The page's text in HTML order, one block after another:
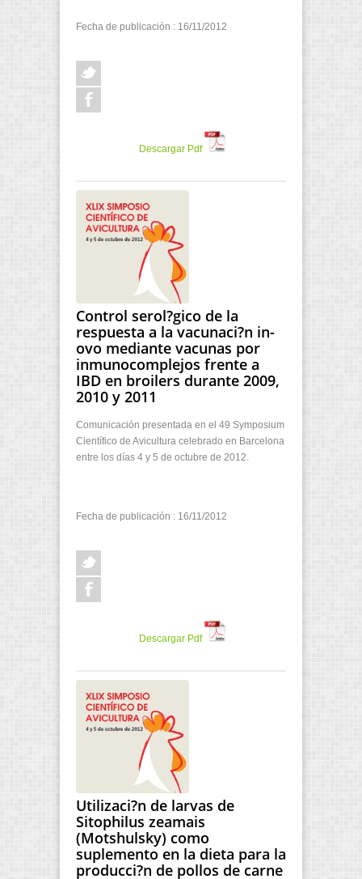
Fecha de publicación : 16/11/2012
Descargar Pdf
Control serol?gico de la
respuesta a la vacunaci?n in-
ovo mediante vacunas por
inmunocomplejos frente a
IBD en broilers durante 2009,
2010 y 2011
Comunicación presentada en el 49 Symposium
Científico de Avicultura celebrado en Barcelona
entre los días 4 y 5 de octubre de 2012.
Fecha de publicación : 16/11/2012
Descargar Pdf
Utilizaci?n de larvas de
Sitophilus zeamais
(Motshulsky) como
suplemento en la dieta para la
producci?n de pollos de carne